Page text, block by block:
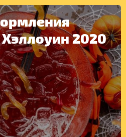
2020